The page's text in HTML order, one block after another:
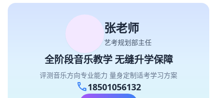
张老师
艺考规划部主任
全阶段音乐教学 无缝升学保障
评测音乐方向专业能力 量身定制适考学习方案
call18501056132